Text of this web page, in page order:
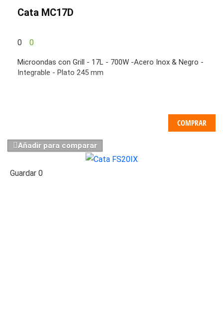
Cata MC17D
0 0
Microondas con Grill - 17L - 700W -Acero Inox & Negro -
Integrable - Plato 245 mm
COMPRAR
Añadir para comparar
Guardar 0